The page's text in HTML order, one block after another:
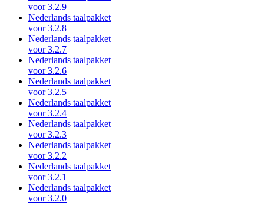
voor 3.2.9
Nederlands taalpakket
voor 3.2.8
Nederlands taalpakket
voor 3.2.7
Nederlands taalpakket
voor 3.2.6
Nederlands taalpakket
voor 3.2.5
Nederlands taalpakket
voor 3.2.4
Nederlands taalpakket
voor 3.2.3
Nederlands taalpakket
voor 3.2.2
Nederlands taalpakket
voor 3.2.1
Nederlands taalpakket
voor 3.2.0